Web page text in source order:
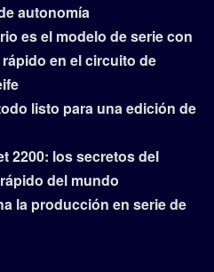
autonomía
es el modelo de serie con
en el circuito de
listo para una edición de
2200: los secretos del
del mundo
la producción en serie de